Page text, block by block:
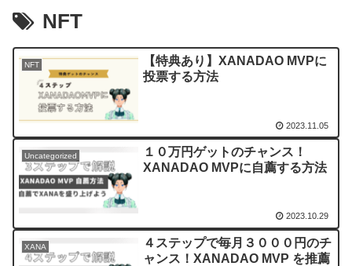
NFT
NFT
【特典あり】XANADAO MVPに
投票する方法
2023.11.05
Uncategorized
１０万円ゲットのチャンス！
XANADAO MVPに自薦する方法
2023.10.29
XANA
４ステップで毎月３０００円のチ
ャンス！XANADAO MVP を推薦